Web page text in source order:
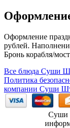
Оформление
рублей.
Бронь корабля/
Все блюда Суши
Политика
компании Суши
Суши